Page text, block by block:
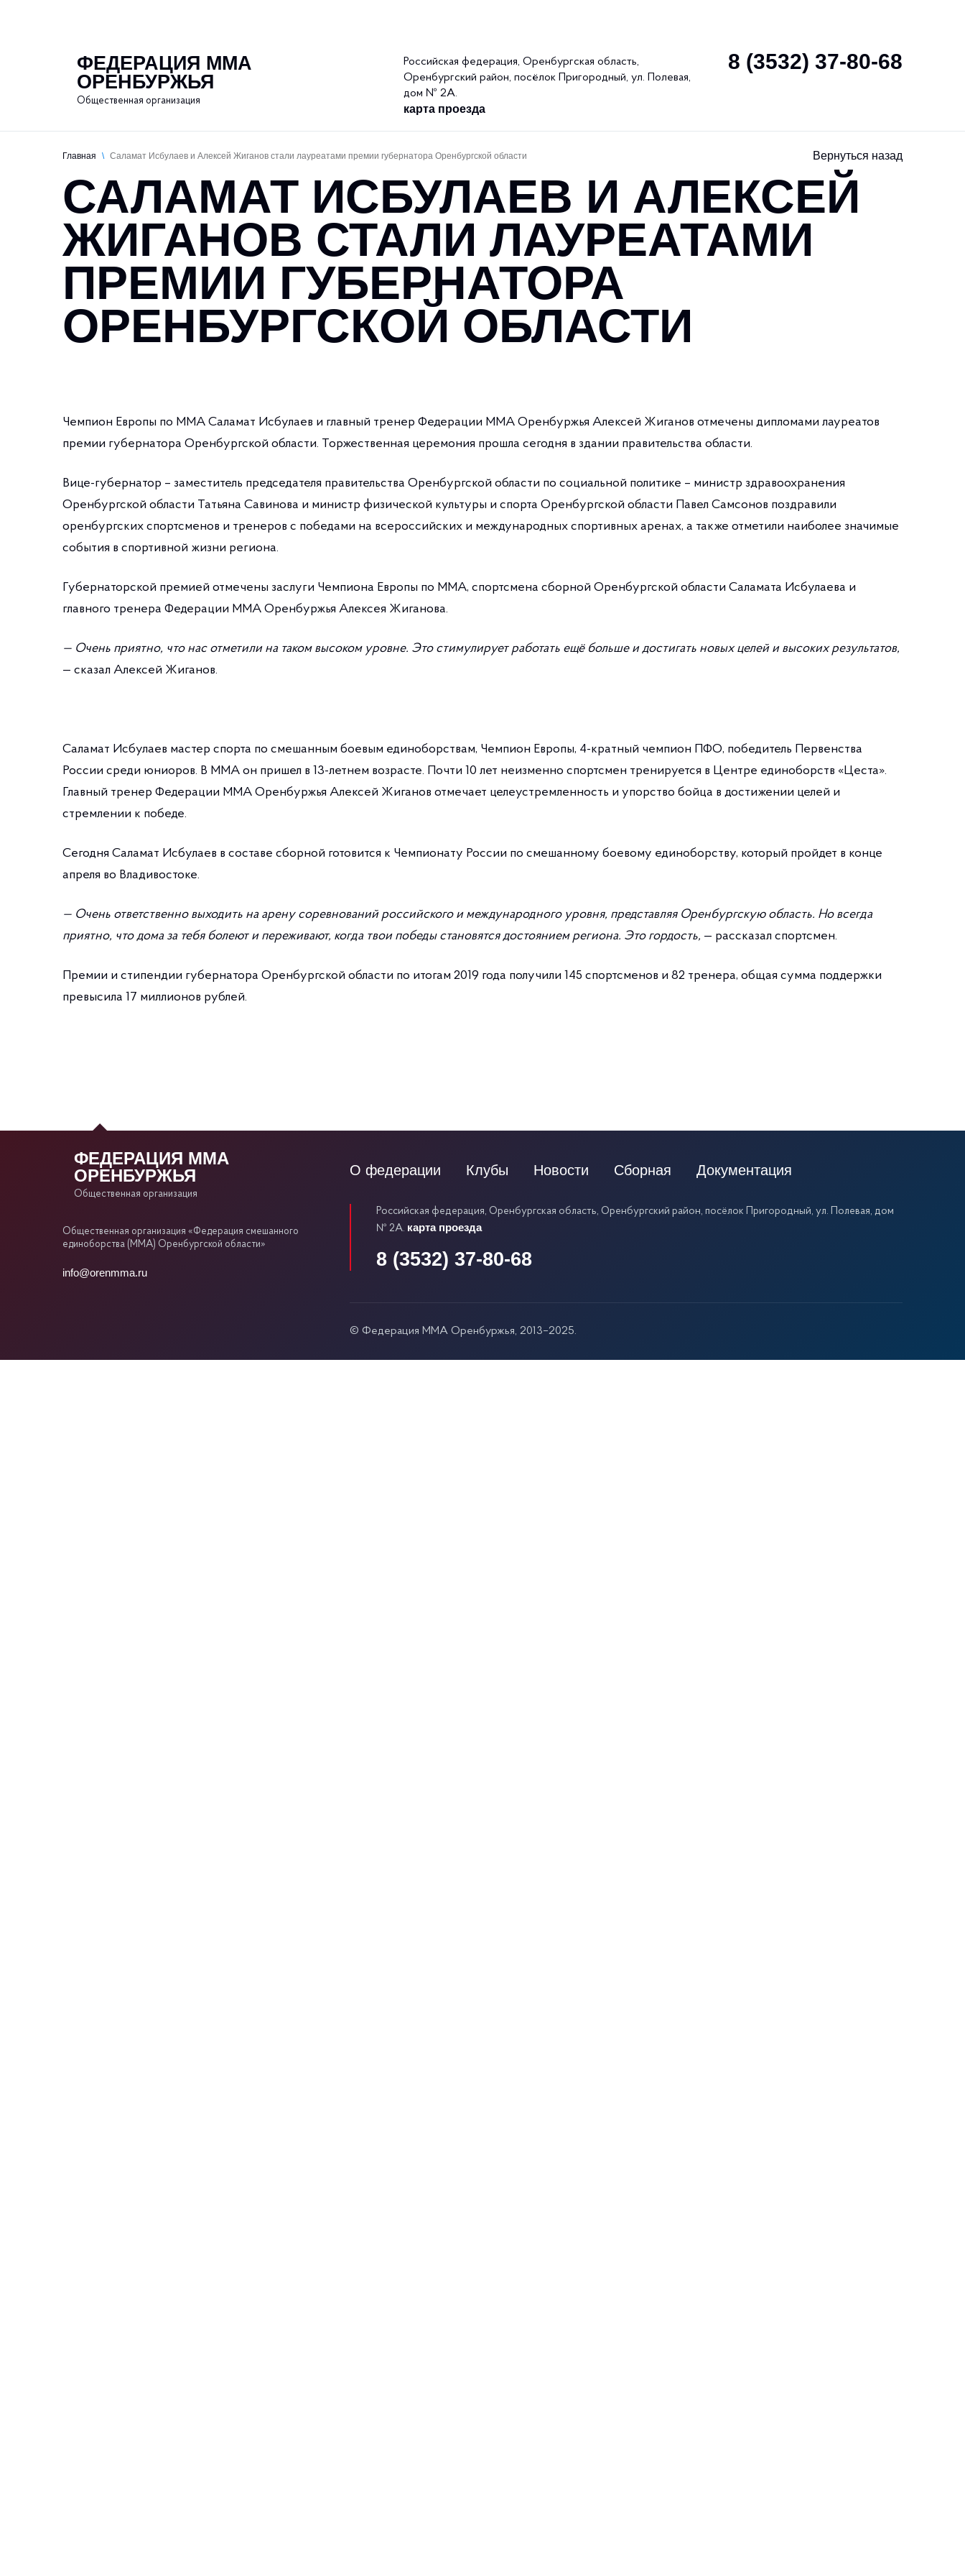
ФЕДЕРАЦИЯ ММА
ОРЕНБУРЖЬЯ
Общественная организация
Российская федерация, Оренбургская область,
Оренбургский район, посёлок Пригородный, ул. Полевая,
дом № 2А.
карта проезда
8 (3532) 37-80-68
Главная \ Саламат Исбулаев и Алексей Жиганов стали лауреатами премии губернатора Оренбургской области Вернуться назад
САЛАМАТ ИСБУЛАЕВ И АЛЕКСЕЙ
ЖИГАНОВ СТАЛИ ЛАУРЕАТАМИ
ПРЕМИИ ГУБЕРНАТОРА
ОРЕНБУРГСКОЙ ОБЛАСТИ
Чемпион Европы по ММА Саламат Исбулаев и главный тренер Федерации ММА Оренбуржья Алексей Жиганов отмечены дипломами лауреатов
премии губернатора Оренбургской области. Торжественная церемония прошла сегодня в здании правительства области.
Вице-губернатор – заместитель председателя правительства Оренбургской области по социальной политике – министр здравоохранения
Оренбургской области Татьяна Савинова и министр физической культуры и спорта Оренбургской области Павел Самсонов поздравили
оренбургских спортсменов и тренеров с победами на всероссийских и международных спортивных аренах, а также отметили наиболее значимые
события в спортивной жизни региона.
Губернаторской премией отмечены заслуги Чемпиона Европы по ММА, спортсмена сборной Оренбургской области Саламата Исбулаева и
главного тренера Федерации ММА Оренбуржья Алексея Жиганова.
— Очень приятно, что нас отметили на таком высоком уровне. Это стимулирует работать ещё больше и достигать новых целей и высоких результатов,
— сказал Алексей Жиганов.
Саламат Исбулаев мастер спорта по смешанным боевым единоборствам, Чемпион Европы, 4-кратный чемпион ПФО, победитель Первенства
России среди юниоров. В MMA он пришел в 13-летнем возрасте. Почти 10 лет неизменно спортсмен тренируется в Центре единоборств «Цеста».
Главный тренер Федерации MMA Оренбуржья Алексей Жиганов отмечает целеустремленность и упорство бойца в достижении целей и
стремлении к победе.
Сегодня Саламат Исбулаев в составе сборной готовится к Чемпионату России по смешанному боевому единоборству, который пройдет в конце
апреля во Владивостоке.
— Очень ответственно выходить на арену соревнований российского и международного уровня, представляя Оренбургскую область. Но всегда
приятно, что дома за тебя болеют и переживают, когда твои победы становятся достоянием региона. Это гордость, — рассказал спортсмен.
Премии и стипендии губернатора Оренбургской области по итогам 2019 года получили 145 спортсменов и 82 тренера, общая сумма поддержки
превысила 17 миллионов рублей.
ФЕДЕРАЦИЯ ММА
ОРЕНБУРЖЬЯ
Общественная организация
Общественная организация «Федерация смешанного
единоборства (ММА) Оренбургской области»
info@orenmma.ru
О федерации Клубы Новости Сборная Документация
Российская федерация, Оренбургская область, Оренбургский район, посёлок Пригородный, ул. Полевая, дом
№ 2А. карта проезда
8 (3532) 37-80-68
© Федерация ММА Оренбуржья, 2013–2025.